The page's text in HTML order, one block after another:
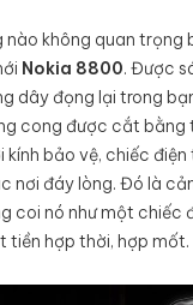
không quan
Nokia 8800. Được
dây đọng lại trong
cong được cắt
bảo vệ, chiếc
nơi đáy lòng. Đó là
coi nó như một
tiền hợp thời, hợp mốt.